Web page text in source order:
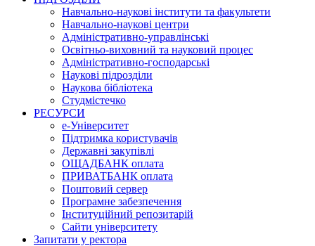
Навчально-наукові інститути та факультети
Навчально-наукові центри
Адміністративно-управлінські
Освітньо-виховний та науковий процес
Адміністративно-господарські
Наукові підрозділи
Наукова бібліотека
Студмістечко
РЕСУРСИ
е-Університет
Підтримка користувачів
Державні закупівлі
ОЩАДБАНК оплата
ПРИВАТБАНК оплата
Поштовий сервер
Програмне забезпечення
Інституційний репозитарій
Сайти університету
Запитати у ректора